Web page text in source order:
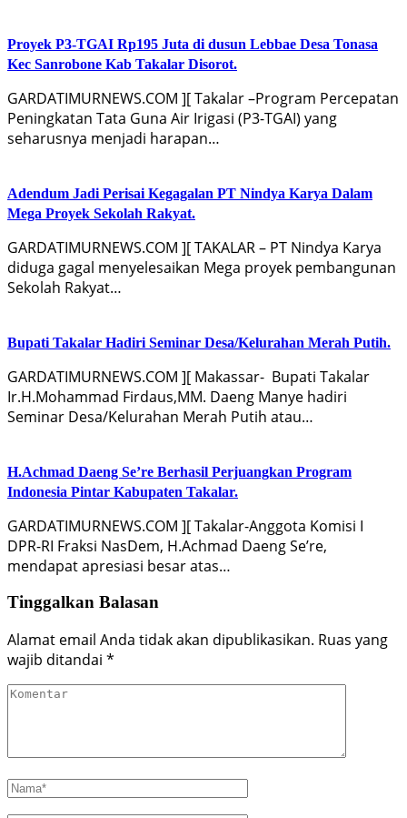
Proyek P3-TGAI Rp195 Juta di dusun Lebbae Desa Tonasa
Kec Sanrobone Kab Takalar Disorot.
GARDATIMURNEWS.COM ][ Takalar –Program Percepatan
Peningkatan Tata Guna Air Irigasi (P3-TGAI) yang
seharusnya menjadi harapan…
Adendum Jadi Perisai Kegagalan PT Nindya Karya Dalam
Mega Proyek Sekolah Rakyat.
GARDATIMURNEWS.COM ][ TAKALAR – PT Nindya Karya
diduga gagal menyelesaikan Mega proyek pembangunan
Sekolah Rakyat…
Bupati Takalar Hadiri Seminar Desa/Kelurahan Merah Putih.
GARDATIMURNEWS.COM ][ Makassar-‍ Bupati Takalar
Ir.H.Mohammad Firdaus,MM. Daeng Manye hadiri
Seminar Desa/Kelurahan Merah Putih atau…
H.Achmad Daeng Se’re Berhasil Perjuangkan Program
Indonesia Pintar Kabupaten Takalar.
GARDATIMURNEWS.COM ][ Takalar-Anggota Komisi I
DPR-RI Fraksi NasDem, H.Achmad Daeng Se’re,
mendapat apresiasi besar atas…
Tinggalkan Balasan
Alamat email Anda tidak akan dipublikasikan. Ruas yang
wajib ditandai *